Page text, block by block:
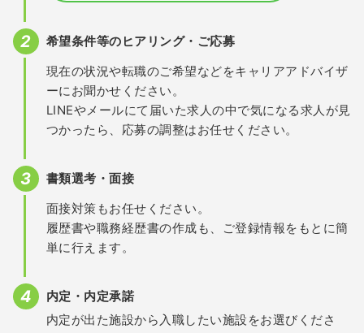
希望条件等のヒアリング・ご応募
現在の状況や転職のご希望などをキャリアアドバイザ
ーにお聞かせください。
LINEやメールにて届いた求人の中で気になる求人が見
つかったら、応募の調整はお任せください。
書類選考・面接
面接対策もお任せください。
履歴書や職務経歴書の作成も、ご登録情報をもとに簡
単に行えます。
内定・内定承諾
内定が出た施設から入職したい施設をお選びくださ